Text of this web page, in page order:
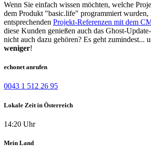
Wenn Sie einfach wissen möchten, welche
dem Produkt "basic.life" programmiert wurden,
entsprechenden Projekt-Referenzen mit dem
diese Kunden genießen auch das Ghost-
nicht auch dazu gehören? Es geht zumindest...
weniger!
echonet anrufen
0043 1 512 26 95
Lokale Zeit in Österreich
14:20 Uhr
Mein Land